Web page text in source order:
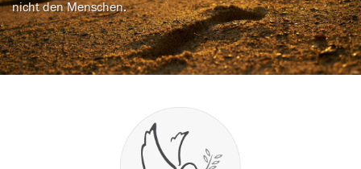
nicht den Menschen.